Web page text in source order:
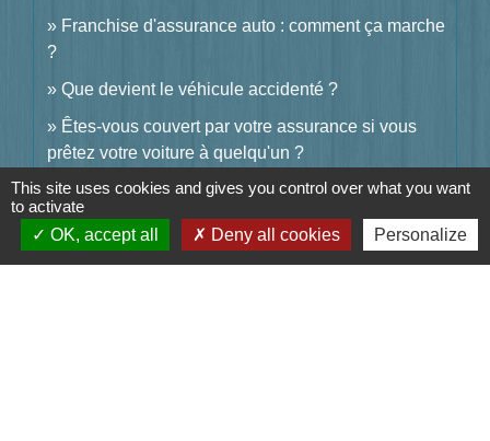
Franchise d'assurance auto : comment ça marche
?
Que devient le véhicule accidenté ?
Êtes-vous couvert par votre assurance si vous
prêtez votre voiture à quelqu'un ?
Et aussi
This site uses cookies and gives you control over what you want
to activate
OK, accept all
Deny all cookies Personalize